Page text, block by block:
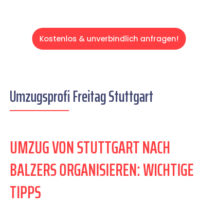
Kostenlos & unverbindlich anfragen!
Umzugsprofi Freitag Stuttgart
UMZUG VON STUTTGART NACH
BALZERS ORGANISIEREN: WICHTIGE
TIPPS